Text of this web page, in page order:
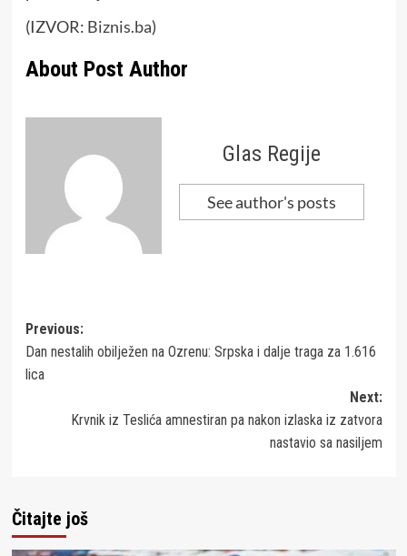
(IZVOR: Biznis.ba)
About Post Author
Glas Regije
See author's posts
Post
navigation
Previous:
Dan nestalih obilježen na Ozrenu: Srpska i dalje traga za 1.616
lica
Next:
Krvnik iz Teslića amnestiran pa nakon izlaska iz zatvora
nastavio sa nasiljem
Čitajte još